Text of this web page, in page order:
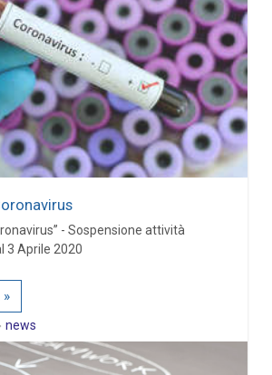
- Sospensione attività
3 Aprile 2020
news